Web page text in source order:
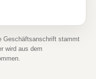
Geschäftsanschrift stammt
wird aus dem